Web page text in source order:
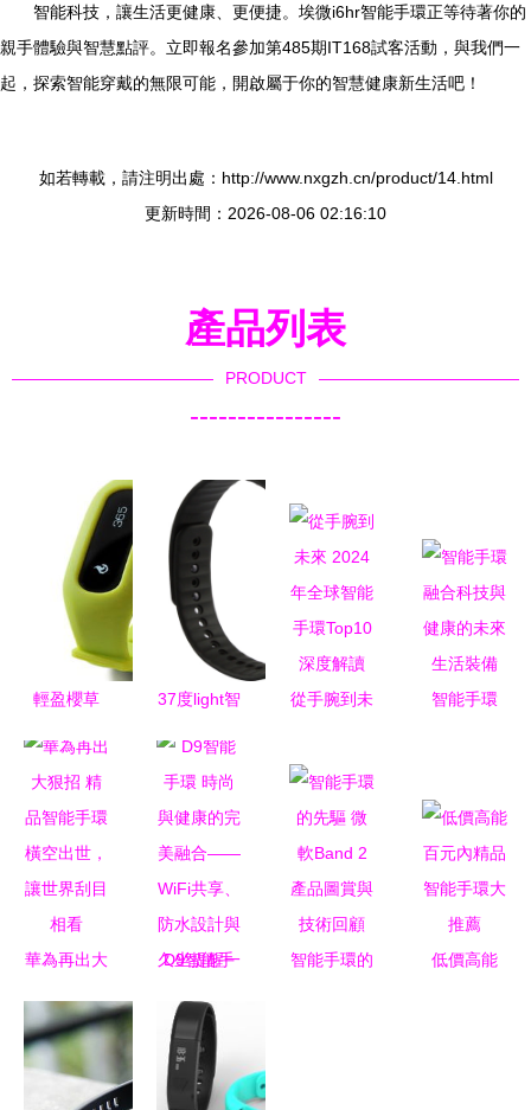
智能科技，讓生活更健康、更便捷。埃微i6hr智能手環正等待著你的
親手體驗與智慧點評。立即報名參加第485期IT168試客活動，與我們一
起，探索智能穿戴的無限可能，開啟屬于你的智慧健康新生活吧！
如若轉載，請注明出處：http://www.nxgzh.cn/product/14.html
更新時間：2026-08-06 02:16:10
產品列表
PRODUCT
----------------
輕盈櫻草
康生活——
ibody追客
智能手環體
37度light智
方位健康監
測的貼身助
理
從手腕到未
全球智能手
環Top10深
智能手環
生活裝備
華為再出大
智能手環橫
空出世，讓
世界刮目相
D9智能手
健康的完美
融合——
WiFi共享、
智能手環的
低價高能